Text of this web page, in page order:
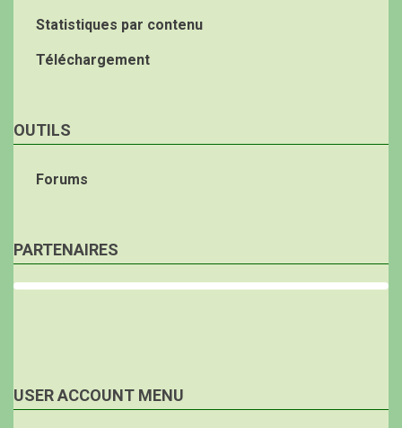
Statistiques par contenu
Téléchargement
OUTILS
Forums
PARTENAIRES
USER ACCOUNT MENU